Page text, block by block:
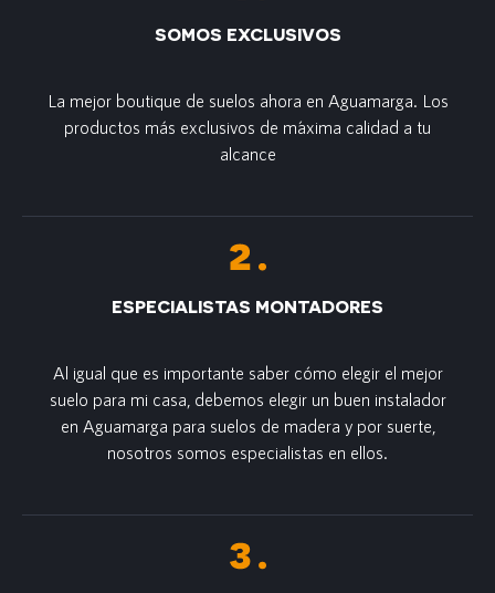
SOMOS EXCLUSIVOS
La mejor boutique de suelos ahora en Aguamarga. Los
productos más exclusivos de m´axima calidad a tu
alcance
ESPECIALISTAS MONTADORES
Al igual que es importante saber cómo elegir el mejor
suelo para mi casa, debemos elegir un buen instalador
en Aguamarga para suelos de madera y por suerte,
nosotros somos especialistas en ellos.